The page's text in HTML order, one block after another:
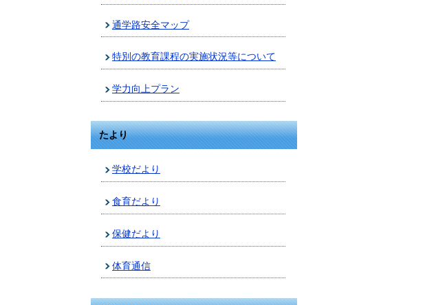
通学路安全マップ
特別の教育課程の実施状況等について
学力向上プラン
たより
学校だより
食育だより
保健だより
体育通信